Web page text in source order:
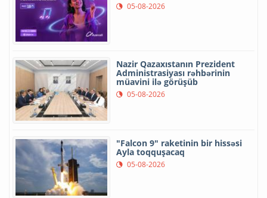
05-08-2026
Nazir Qazaxıstanın Prezident
Administrasiyası rəhbərinin
müavini ilə görüşüb
05-08-2026
"Falcon 9" raketinin bir hissəsi
Ayla toqquşacaq
05-08-2026